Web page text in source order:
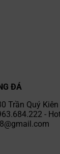
ĐÁ
Trần Quý
-